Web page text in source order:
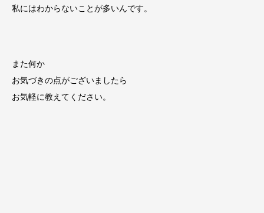
私にはわからないことが多いんです。
また何か
お気づきの点がございましたら
お気軽に教えてください。